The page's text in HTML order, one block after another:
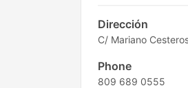
Dirección
C/ Mariano
Phone
809 689 0555